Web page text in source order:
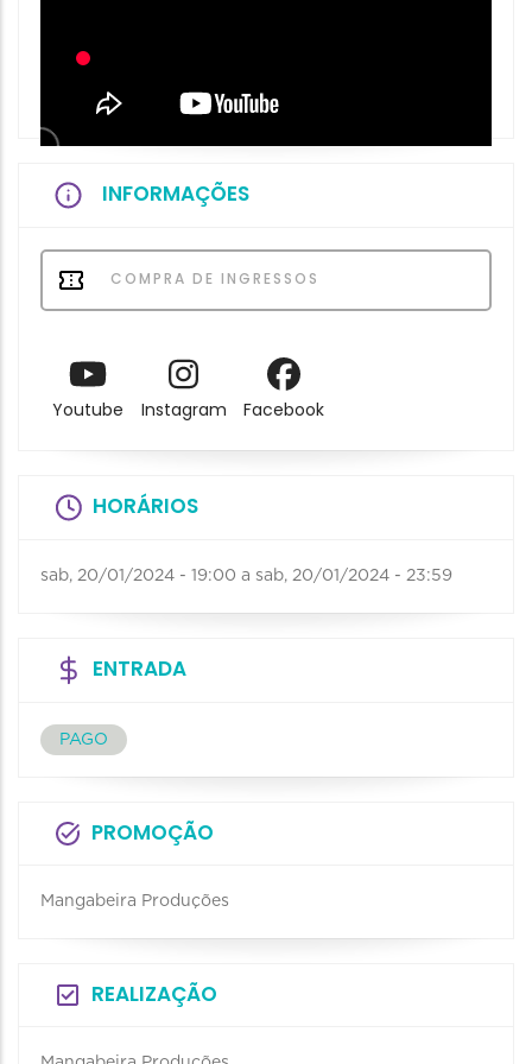
INFORMAÇÕES
COMPRA DE INGRESSOS
Youtube Instagram Facebook
HORÁRIOS
sab, 20/01/2024 - 19:00 a sab, 20/01/2024 - 23:59
ENTRADA
PAGO
PROMOÇÃO
Mangabeira Produções
REALIZAÇÃO